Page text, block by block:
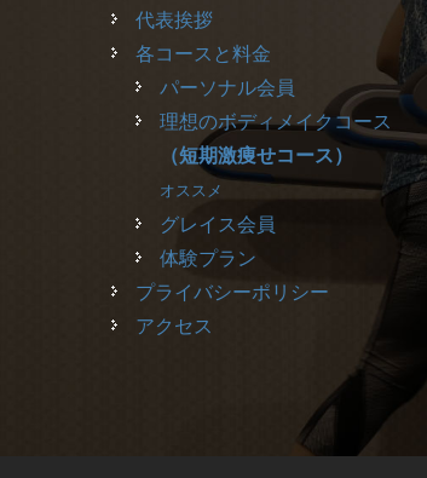
代表挨拶
各コースと料金
パーソナル会員
理想のボディメイクコース
（短期激痩せコース）
オススメ
グレイス会員
体験プラン
プライバシーポリシー
アクセス